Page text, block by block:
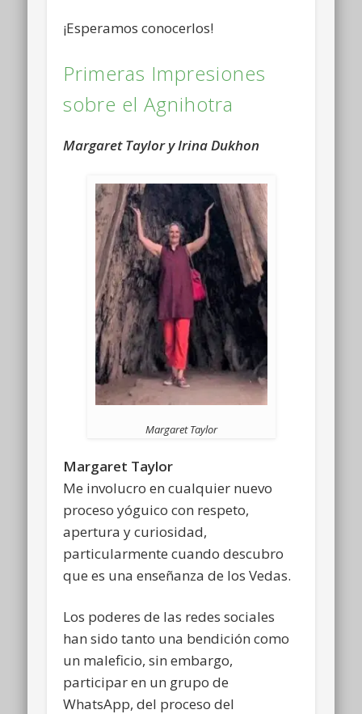
¡Esperamos conocerlos!
Primeras Impresiones
sobre el Agnihotra
Margaret Taylor y Irina Dukhon
Margaret Taylor
Margaret Taylor
Me involucro en cualquier nuevo
proceso yóguico con respeto,
apertura y curiosidad,
particularmente cuando descubro
que es una enseñanza de los Vedas.
Los poderes de las redes sociales
han sido tanto una bendición como
un maleficio, sin embargo,
participar en un grupo de
WhatsApp, del proceso del